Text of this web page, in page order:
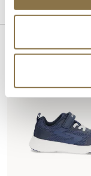
Produktdetaljer
For:Textil